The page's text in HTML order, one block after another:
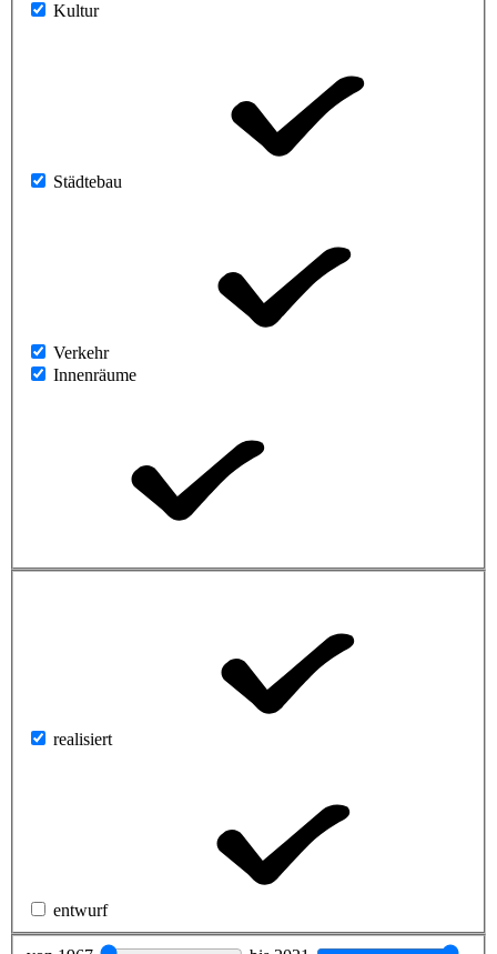
Kultur
Städtebau
Verkehr
Innenräume
realisiert
entwurf